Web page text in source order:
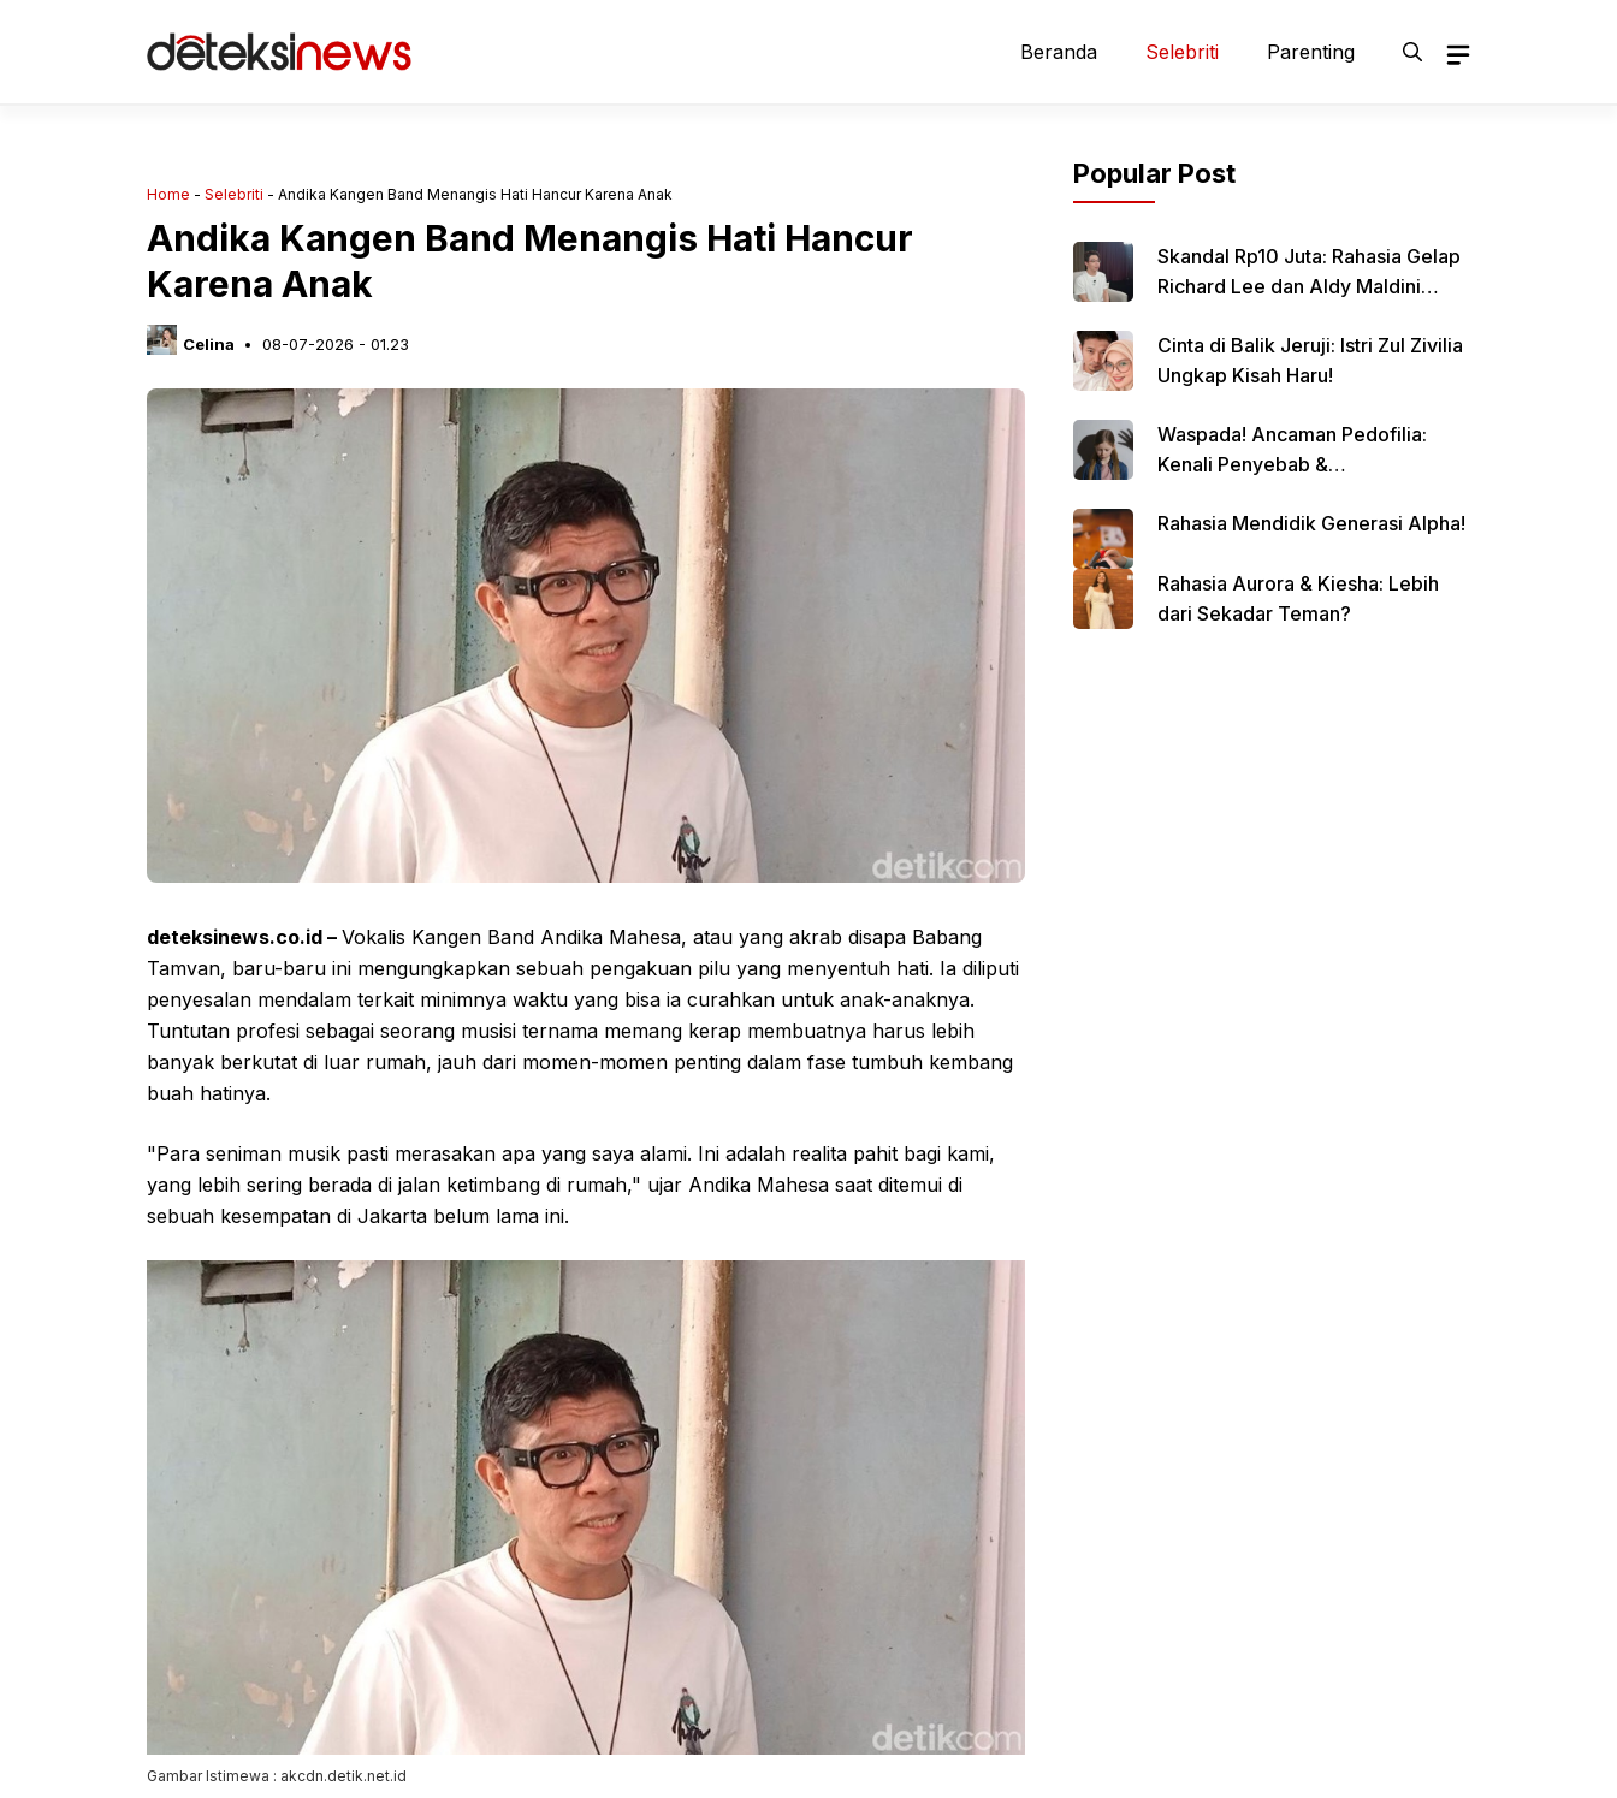
Beranda Selebriti Parenting
Home - Selebriti - Andika Kangen Band Menangis Hati Hancur Karena Anak
Andika Kangen Band Menangis Hati Hancur
Karena Anak
Celina 08-07-2026 - 01.23
deteksinews.co.id – Vokalis Kangen Band Andika Mahesa, atau yang akrab disapa Babang
Tamvan, baru-baru ini mengungkapkan sebuah pengakuan pilu yang menyentuh hati. Ia diliputi
penyesalan mendalam terkait minimnya waktu yang bisa ia curahkan untuk anak-anaknya.
Tuntutan profesi sebagai seorang musisi ternama memang kerap membuatnya harus lebih
banyak berkutat di luar rumah, jauh dari momen-momen penting dalam fase tumbuh kembang
buah hatinya.
"Para seniman musik pasti merasakan apa yang saya alami. Ini adalah realita pahit bagi kami,
yang lebih sering berada di jalan ketimbang di rumah," ujar Andika Mahesa saat ditemui di
sebuah kesempatan di Jakarta belum lama ini.
Gambar Istimewa : akcdn.detik.net.id
Popular Post
Skandal Rp10 Juta: Rahasia Gelap
Richard Lee dan Aldy Maldini
Cinta di Balik Jeruji: Istri Zul Zivilia
Ungkap Kisah Haru!
Waspada! Ancaman Pedofilia:
Kenali Penyebab &
Rahasia Mendidik Generasi Alpha!
Rahasia Aurora & Kiesha: Lebih
dari Sekadar Teman?